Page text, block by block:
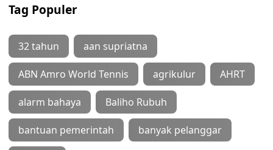
Tag Populer
32 tahun aan supriatna
ABN Amro World Tennis agrikulur AHRT
alarm bahaya Baliho Rubuh
bantuan pemerintah banyak pelanggar